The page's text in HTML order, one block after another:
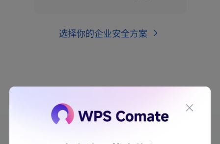
选择你的企业安全方案
选择最合适的 WPS